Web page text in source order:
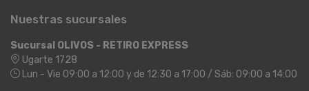
Nuestras sucursales
Sucursal OLIVOS - RETIRO EXPRESS
Ugarte 1728
Lun - Vie 09:00 a 12:00 y de 12:30 a 17:00 / Sáb: 09:00 a 14:00